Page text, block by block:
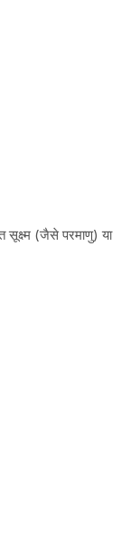
(जैसे परमाणु) या